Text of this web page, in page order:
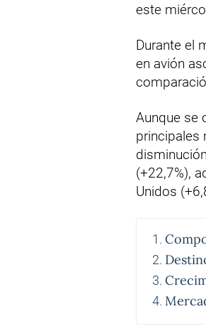
este
Durante el
en avión
Aunque se
principales
(+22,7%),
Unidos